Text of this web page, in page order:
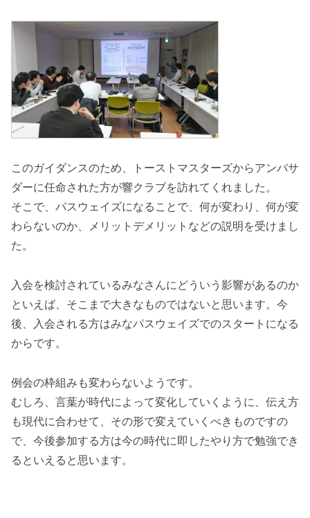
このガイダンスのため、トーストマスターズからアンバサ
ダーに任命された方が響クラブを訪れてくれました。
そこで、パスウェイズになることで、何が変わり、何が変
わらないのか、メリットデメリットなどの説明を受けまし
た。
入会を検討されているみなさんにどういう影響があるのか
といえば、そこまで大きなものではないと思います。今
後、入会される方はみなパスウェイズでのスタートになる
からです。
例会の枠組みも変わらないようです。
むしろ、言葉が時代によって変化していくように、伝え方
も現代に合わせて、その形で変えていくべきものですの
で、今後参加する方は今の時代に即したやり方で勉強でき
るといえると思います。